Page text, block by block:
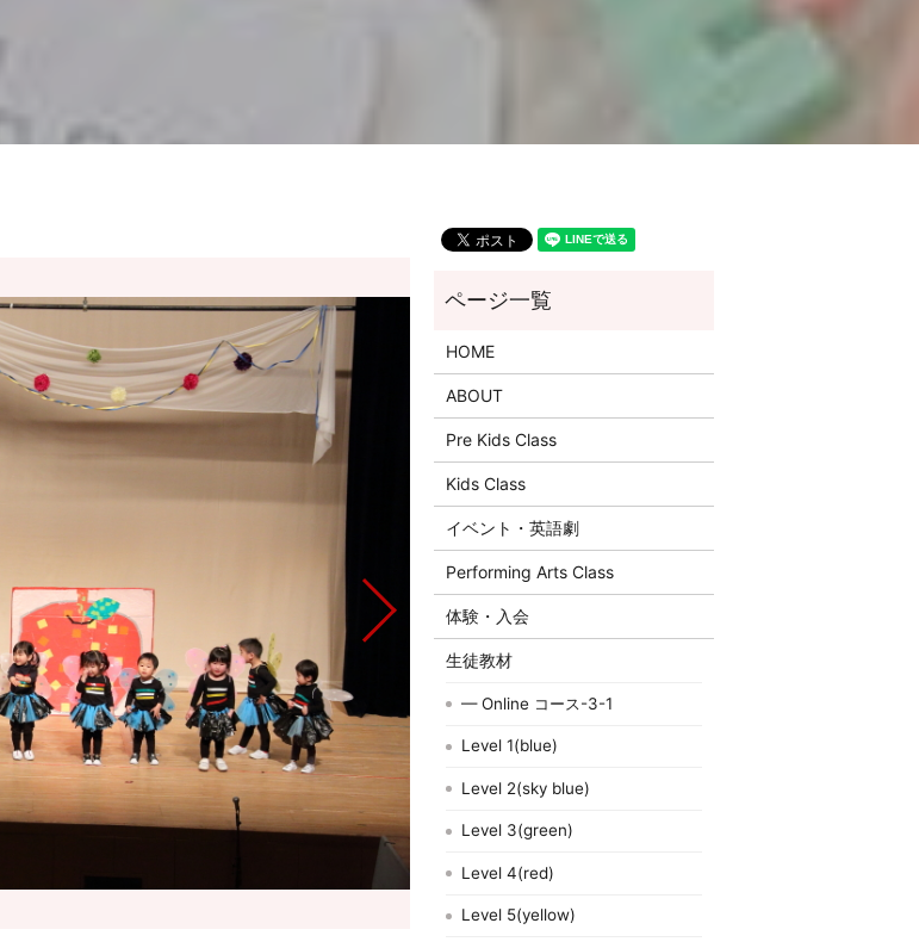
HOME
ABOUT
Pre Kids Class
Kids Class
イベント・英語劇
Performing Arts Class
体験・入会
生徒教材
— Online コース-3-1
Level 1(blue)
Level 2(sky blue)
Level 3(green)
Level 4(red)
Level 5(yellow)